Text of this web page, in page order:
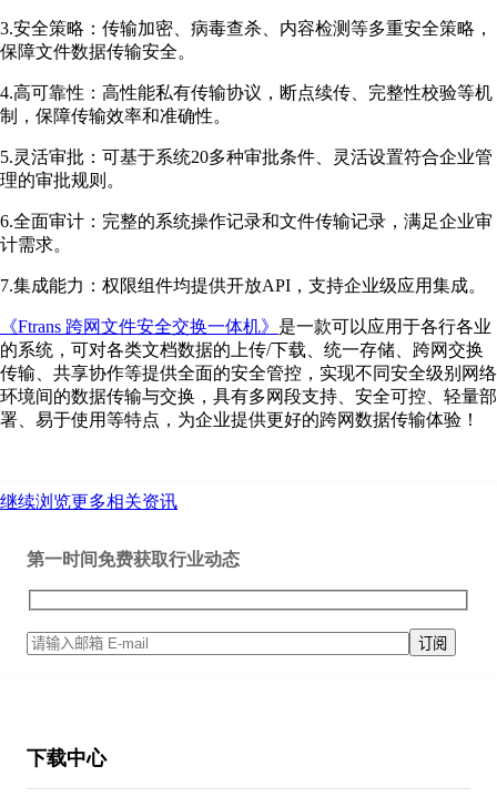
3.安全策略：传输加密、病毒查杀、内容检测等多重安全策略，
保障文件数据传输安全。
4.高可靠性：高性能私有传输协议，断点续传、完整性校验等机
制，保障传输效率和准确性。
5.灵活审批：可基于系统20多种审批条件、灵活设置符合企业管
理的审批规则。
6.全面审计：完整的系统操作记录和文件传输记录，满足企业审
计需求。
7.集成能力：权限组件均提供开放API，支持企业级应用集成。
《Ftrans 跨网文件安全交换一体机》 是一款可以应用于各行各业
的系统，可对各类文档数据的上传/下载、统一存储、跨网交换
传输、共享协作等提供全面的安全管控，实现不同安全级别网络
环境间的数据传输与交换，具有多网段支持、安全可控、轻量部
署、易于使用等特点，为企业提供更好的跨网数据传输体验！
继续浏览更多相关资讯
第一时间免费获取行业动态
下载中心